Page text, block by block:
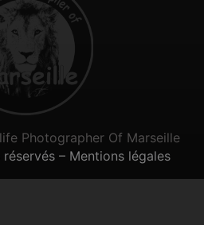
Photographer Of Marseille
– Mentions légales